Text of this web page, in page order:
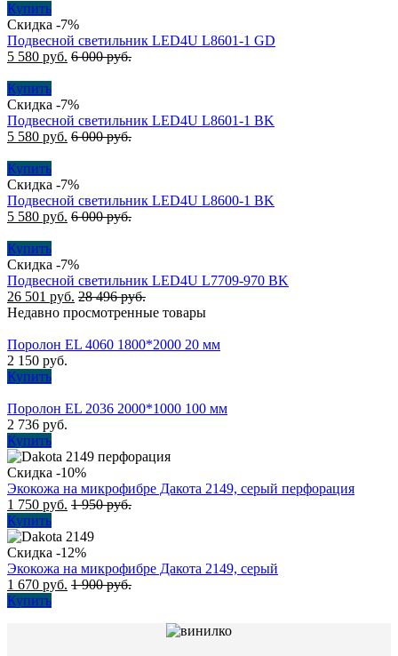
Купить
Скидка -7%
Подвесной светильник LED4U L8601-1 GD
5 580 руб. 6 000руб.
Купить
Скидка -7%
Подвесной светильник LED4U L8601-1 BK
5 580 руб. 6 000руб.
Купить
Скидка -7%
Подвесной светильник LED4U L8600-1 BK
5 580 руб. 6 000руб.
Купить
Скидка -7%
Подвесной cветильник LED4U L7709-970 BK
26 501 руб. 28 496руб.
Недавно просмотренные товары
Поролон EL 4060 1800*2000 20 мм
2 150 руб.
Купить
Поролон EL 2036 2000*1000 100 мм
2 736 руб.
Купить
Скидка -10%
Экокожа на микрофибре Дакота 2149, серый перфорация
1 750 руб. 1 950руб.
Купить
Скидка -12%
Экокожа на микрофибре Дакота 2149, серый
1 670 руб. 1 900руб.
Купить